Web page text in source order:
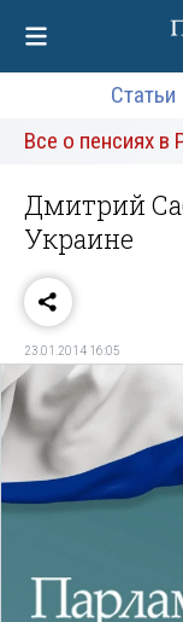
Статьи
Все о пенсиях в
Дмитрий
Украине
23.01.2014 16:05